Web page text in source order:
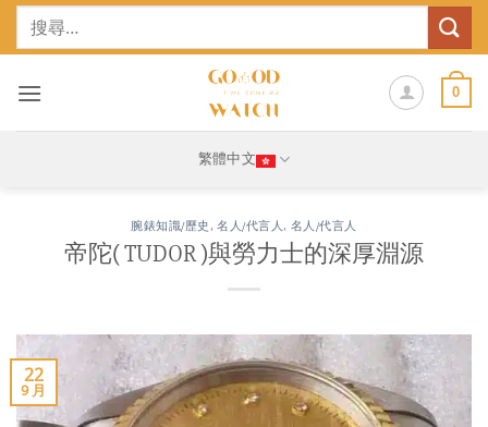
Skip
鍵
0
繁體中文
腕錶知識/歷史 ,名人/代言人 , 名人/代言人
帝陀( TUDOR )與勞力士的深厚淵源
22
9 月